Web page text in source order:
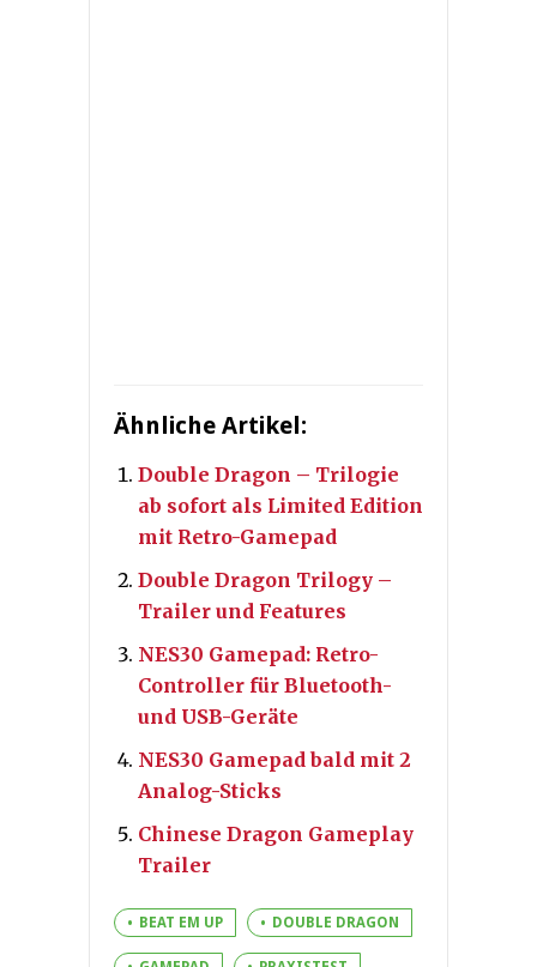
Ähnliche Artikel:
Double Dragon – Trilogie
ab sofort als Limited Edition
mit Retro-Gamepad
Double Dragon Trilogy –
Trailer und Features
NES30 Gamepad: Retro-
Controller für Bluetooth-
und USB-Geräte
NES30 Gamepad bald mit 2
Analog-Sticks
Chinese Dragon Gameplay
Trailer
BEAT EM UP DOUBLE DRAGON